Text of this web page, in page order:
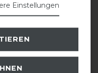
ring flexi soft 15cm
€ *
ARTIKEL MERKEN
Einstellungen